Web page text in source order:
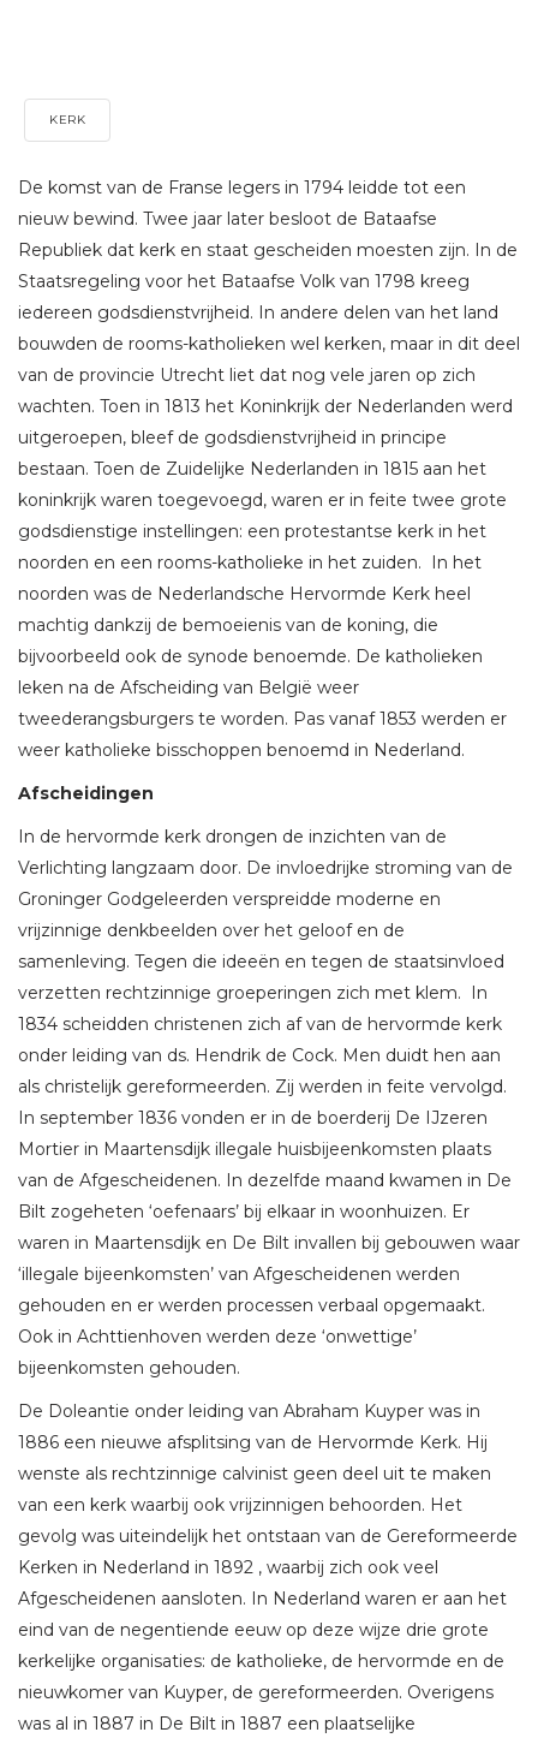
KERK
De komst van de Franse legers in 1794 leidde tot een
nieuw bewind. Twee jaar later besloot de Bataafse
Republiek dat kerk en staat gescheiden moesten zijn. In de
Staatsregeling voor het Bataafse Volk van 1798 kreeg
iedereen godsdienstvrijheid. In andere delen van het land
bouwden de rooms-katholieken wel kerken, maar in dit deel
van de provincie Utrecht liet dat nog vele jaren op zich
wachten. Toen in 1813 het Koninkrijk der Nederlanden werd
uitgeroepen, bleef de godsdienstvrijheid in principe
bestaan. Toen de Zuidelijke Nederlanden in 1815 aan het
koninkrijk waren toegevoegd, waren er in feite twee grote
godsdienstige instellingen: een protestantse kerk in het
noorden en een rooms-katholieke in het zuiden. In het
noorden was de Nederlandsche Hervormde Kerk heel
machtig dankzij de bemoeienis van de koning, die
bijvoorbeeld ook de synode benoemde. De katholieken
leken na de Afscheiding van België weer
tweederangsburgers te worden. Pas vanaf 1853 werden er
weer katholieke bisschoppen benoemd in Nederland.
Afscheidingen
In de hervormde kerk drongen de inzichten van de
Verlichting langzaam door. De invloedrijke stroming van de
Groninger Godgeleerden verspreidde moderne en
vrijzinnige denkbeelden over het geloof en de
samenleving. Tegen die ideeën en tegen de staatsinvloed
verzetten rechtzinnige groeperingen zich met klem. In
1834 scheidden christenen zich af van de hervormde kerk
onder leiding van ds. Hendrik de Cock. Men duidt hen aan
als christelijk gereformeerden. Zij werden in feite vervolgd.
In september 1836 vonden er in de boerderij De IJzeren
Mortier in Maartensdijk illegale huisbijeenkomsten plaats
van de Afgescheidenen. In dezelfde maand kwamen in De
Bilt zogeheten ‘oefenaars’ bij elkaar in woonhuizen. Er
waren in Maartensdijk en De Bilt invallen bij gebouwen waar
‘illegale bijeenkomsten’ van Afgescheidenen werden
gehouden en er werden processen verbaal opgemaakt.
Ook in Achttienhoven werden deze ‘onwettige’
bijeenkomsten gehouden.
De Doleantie onder leiding van Abraham Kuyper was in
1886 een nieuwe afsplitsing van de Hervormde Kerk. Hij
wenste als rechtzinnige calvinist geen deel uit te maken
van een kerk waarbij ook vrijzinnigen behoorden. Het
gevolg was uiteindelijk het ontstaan van de Gereformeerde
Kerken in Nederland in 1892 , waarbij zich ook veel
Afgescheidenen aansloten. In Nederland waren er aan het
eind van de negentiende eeuw op deze wijze drie grote
kerkelijke organisaties: de katholieke, de hervormde en de
nieuwkomer van Kuyper, de gereformeerden. Overigens
was al in 1887 in De Bilt in 1887 een plaatselijke